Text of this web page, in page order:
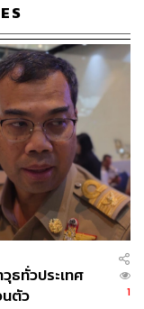
ดนี้ก็เป็นช่วงการ
าก็ดำเนินการ
โยกย้ายอีกจำนวน
อไม่ขึ้นอยู่กับการ
งหวัดเชียงใหม่จะ
มิธรรม หัวเราะ
รู้ข่าวเลย ผมไม่รู้
สนอเข้า ครม. แล้ว
ธทั่วประเทศ
ตัว
1